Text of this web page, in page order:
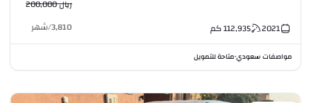
ريال 200,000
2021
112,935كم 3,810
/شهر
مواصفات سعودي•متاحة للتمويل